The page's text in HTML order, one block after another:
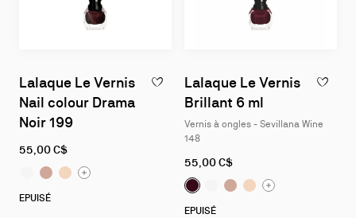
Lalaque Le Vernis
Nail colour Drama
Noir 199
AJOUTER À LA WISLIST - LALAQUE LE
55,00 C$
Lalaque Le Vernis Nail colour Drama Noir 199:
Lalaque Le Vernis Nail colour Drama Noir 199:
Lalaque Le Vernis Nail colour Drama Noir 199:
EPUISÉ
Lalaque Le Vernis
Brillant 6 ml
Vernis à ongles - Sevillana Wine
148
55,00 C$
Lalaque Le Vernis Brillant 6
Lalaque Le Vernis
Lalaque Le Vernis
Lalaque Le
EPUISÉ